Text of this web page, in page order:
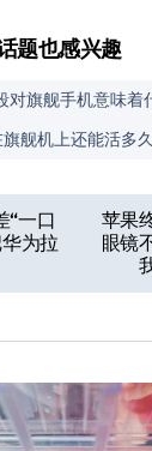
题也感兴趣
对旗舰手机意味着
舰机上还能活多
“一口
为拉
苹果
眼镜